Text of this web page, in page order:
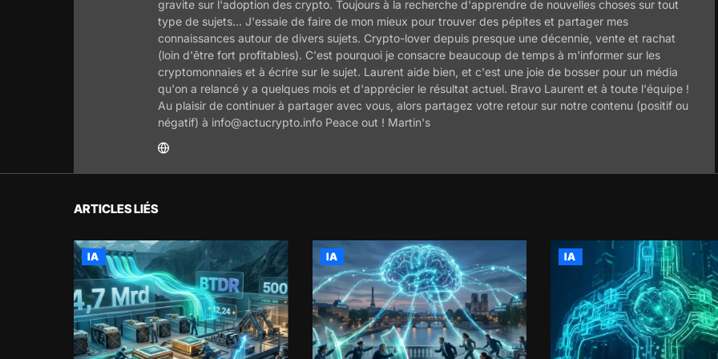
gravite sur l'adoption des crypto. Toujours à la recherche d'apprendre de nouvelles choses sur tout
type de sujets... J'essaie de faire de mon mieux pour trouver des pépites et partager mes
connaissances autour de divers sujets. Crypto-lover depuis presque une décennie, vente et rachat
(loin d'être fort profitables). C'est pourquoi je consacre beaucoup de temps à m'informer sur les
cryptomonnaies et à écrire sur le sujet. Laurent aide bien, et c'est une joie de bosser pour un média
qu'on a relancé y a quelques mois et d'apprécier le résultat actuel. Bravo Laurent et à toute l'équipe !
Au plaisir de continuer à partager avec vous, alors partagez votre retour sur notre contenu (positif ou
négatif) à info@actucrypto.info Peace out ! Martin's
ARTICLES LIÉS
IA IA IA